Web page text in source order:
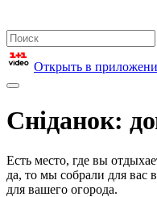
Открыть в
Сніданок:
Есть место, где вы
да, то мы собрали для вас
для вашего огорода.